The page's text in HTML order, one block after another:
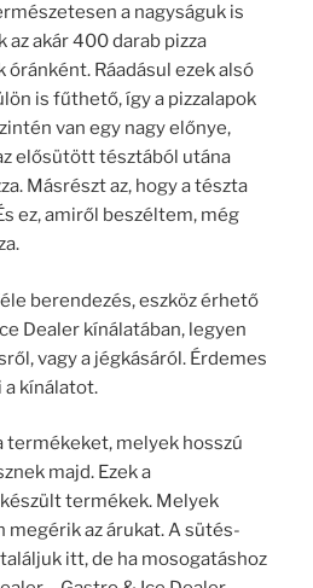
a nagyságuk is
az akár 400 darab pizza
Ráadásul ezek alsó
is fűthető, így a pizzalapok
van egy nagy előnye,
elősütött tésztából utána
Másrészt az, hogy a tészta
ez, amiről beszéltem, még
berendezés, eszköz érhető
Dealer kínálatában, legyen
vagy a jégkásáról. Érdemes
kínálatot.
termékeket, melyek hosszú
majd. Ezek a
termékek. Melyek
az árukat. A sütés-
itt, de ha mosogatáshoz